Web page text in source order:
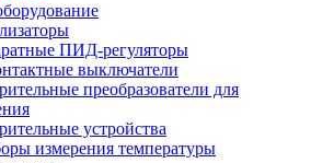
ПИД-регуляторы
выключатели
преобразователи для
устройства
измерения температуры